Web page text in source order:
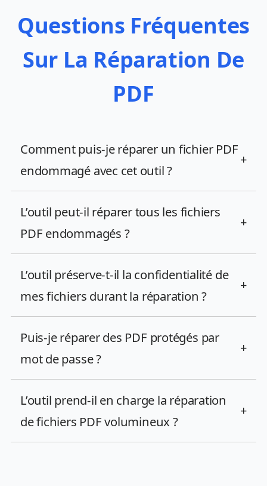
Questions Fréquentes
Sur La Réparation De
PDF
Comment puis-je réparer un fichier PDF
endommagé avec cet outil ?
+
L’outil peut-il réparer tous les fichiers
PDF endommagés ?
+
L’outil préserve-t-il la confidentialité de
mes fichiers durant la réparation ?
+
Puis-je réparer des PDF protégés par
mot de passe ?
+
L’outil prend-il en charge la réparation
de fichiers PDF volumineux ?
+